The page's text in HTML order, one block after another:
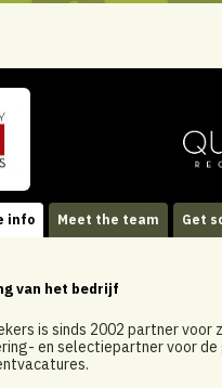
info Meet the team Get
van het bedrijf
is sinds 2002 partner
en selectiepartner voor